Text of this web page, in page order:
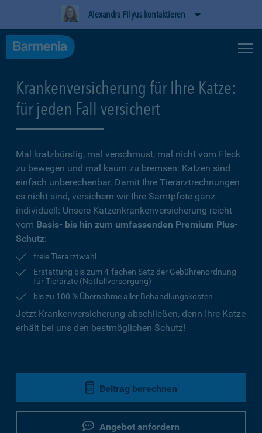
Alexandra Pilyus kontaktieren
Krankenversicherung für Ihre Katze:
für jeden Fall versichert
Mal kratzbürstig, mal verschmust, mal nicht vom Fleck
zu bewegen und mal kaum zu bremsen: Katzen sind
einfach unberechenbar. Damit Ihre Tierarztrechnungen
es nicht sind, versichern wir Ihre Samtpfote ganz
individuell: Unsere Katzenkrankenversicherung reicht
vom Basis- bis hin zum umfassenden Premium Plus-
Schutz:
freie Tierarztwahl
Erstattung bis zum 4-fachen Satz der Gebührenordnung
für Tierärzte (Notfallversorgung)
bis zu 100 % Übernahme aller Behandlungskosten
Jetzt Krankenversicherung abschließen, denn Ihre Katze
erhält bei uns den bestmöglichen Schutz!
Beitrag berechnen
Angebot anfordern